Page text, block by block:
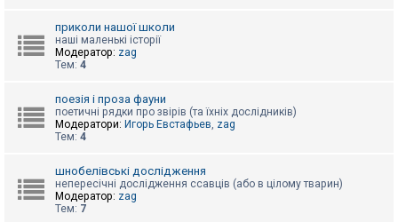
приколи нашої школи
наші маленькі історії
Модератор: zag
Тем: 4
поезія і проза фауни
поетичні рядки про звірів (та їхніх дослідників)
Модератори: Игорь Евстафьев, zag
Тем: 4
шнобелівські дослідження
непересічні дослідження ссавців (або в цілому тварин)
Модератор: zag
Тем: 7